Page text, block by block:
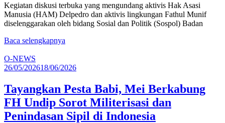
Kegiatan diskusi terbuka yang mengundang aktivis Hak Asasi
Manusia (HAM) Delpedro dan aktivis lingkungan Fathul Munif
diselenggarakan oleh bidang Sosial dan Politik (Sospol) Badan
Baca selengkapnya
O-NEWS
26/05/202618/06/2026
Tayangkan Pesta Babi, Mei Berkabung
FH Undip Sorot Militerisasi dan
Penindasan Sipil di Indonesia